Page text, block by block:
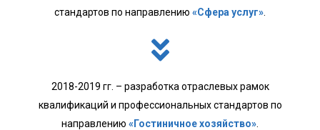
стандартов по направлению «Сфера услуг»
2018-2019 гг. – разработка отраслевых рамок
квалификаций и профессиональных стандартов по
направлению «Гостиничное хозяйство»